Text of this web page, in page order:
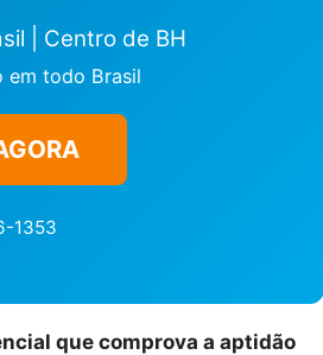
| Centro de BH
em todo Brasil
1353
que comprova a aptidão